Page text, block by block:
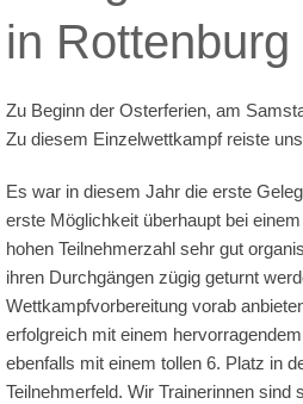
in Rottenburg
Zu Beginn der Osterferien, am
Zu diesem Einzelwettkampf reiste
Es war in diesem Jahr die erste
erste Möglichkeit überhaupt bei
hohen Teilnehmerzahl sehr gut
ihren Durchgängen zügig geturnt
Wettkampfvorbereitung vorab
erfolgreich mit einem
ebenfalls mit einem tollen 6. Platz in
Teilnehmerfeld. Wir Trainerinnen